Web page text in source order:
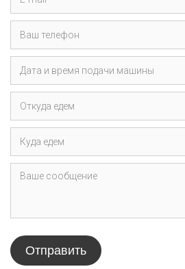
Отправить